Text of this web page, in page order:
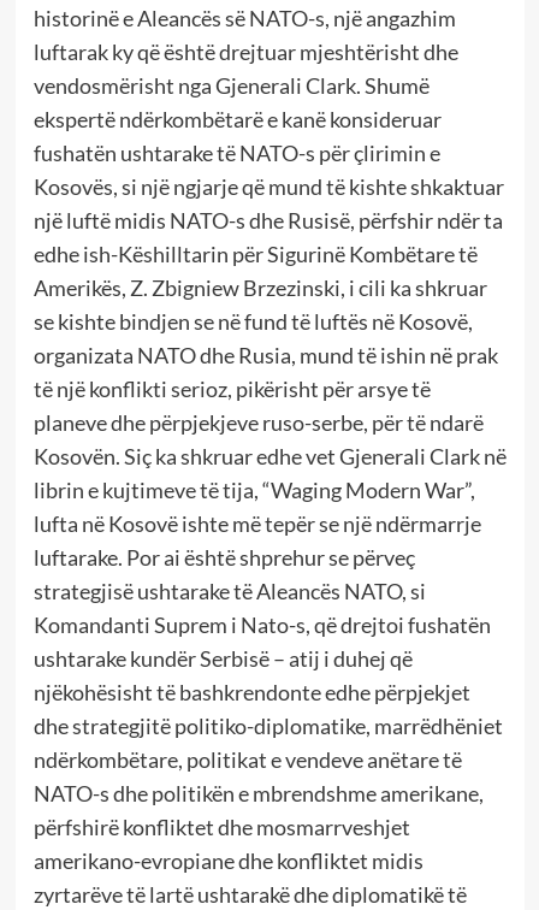
historinë e Aleancës së NATO-s, një angazhim
luftarak ky që është drejtuar mjeshtërisht dhe
vendosmërisht nga Gjenerali Clark. Shumë
ekspertë ndërkombëtarë e kanë konsideruar
fushatën ushtarake të NATO-s për çlirimin e
Kosovës, si një ngjarje që mund të kishte shkaktuar
një luftë midis NATO-s dhe Rusisë, përfshir ndër ta
edhe ish-Këshilltarin për Sigurinë Kombëtare të
Amerikës, Z. Zbigniew Brzezinski, i cili ka shkruar
se kishte bindjen se në fund të luftës në Kosovë,
organizata NATO dhe Rusia, mund të ishin në prak
të një konflikti serioz, pikërisht për arsye të
planeve dhe përpjekjeve ruso-serbe, për të ndarë
Kosovën. Siç ka shkruar edhe vet Gjenerali Clark në
librin e kujtimeve të tija, “Waging Modern War”,
lufta në Kosovë ishte më tepër se një ndërmarrje
luftarake. Por ai është shprehur se përveç
strategjisë ushtarake të Aleancës NATO, si
Komandanti Suprem i Nato-s, që drejtoi fushatën
ushtarake kundër Serbisë – atij i duhej që
njëkohësisht të bashkrendonte edhe përpjekjet
dhe strategjitë politiko-diplomatike, marrëdhëniet
ndërkombëtare, politikat e vendeve anëtare të
NATO-s dhe politikën e mbrendshme amerikane,
përfshirë konfliktet dhe mosmarrveshjet
amerikano-evropiane dhe konfliktet midis
zyrtarëve të lartë ushtarakë dhe diplomatikë të